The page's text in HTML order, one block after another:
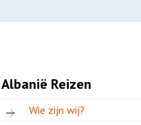
Albanië Reizen
Wie zijn wij?